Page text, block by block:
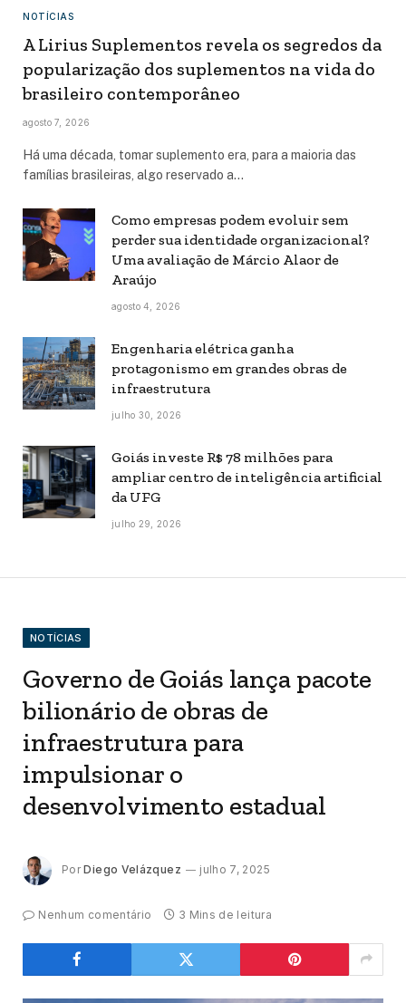
NOTÍCIAS
A Lirius Suplementos revela os segredos da
popularização dos suplementos na vida do
brasileiro contemporâneo
agosto 7, 2026
Há uma década, tomar suplemento era, para a maioria das
famílias brasileiras, algo reservado a…
Como empresas podem evoluir sem
perder sua identidade organizacional?
Uma avaliação de Márcio Alaor de
Araújo
agosto 4, 2026
Engenharia elétrica ganha
protagonismo em grandes obras de
infraestrutura
julho 30, 2026
Goiás investe R$ 78 milhões para
ampliar centro de inteligência artificial
da UFG
julho 29, 2026
NOTÍCIAS
Governo de Goiás lança pacote
bilionário de obras de
infraestrutura para
impulsionar o
desenvolvimento estadual
Por Diego Velázquez julho 7, 2025
Nenhum comentário 3 Mins de leitura